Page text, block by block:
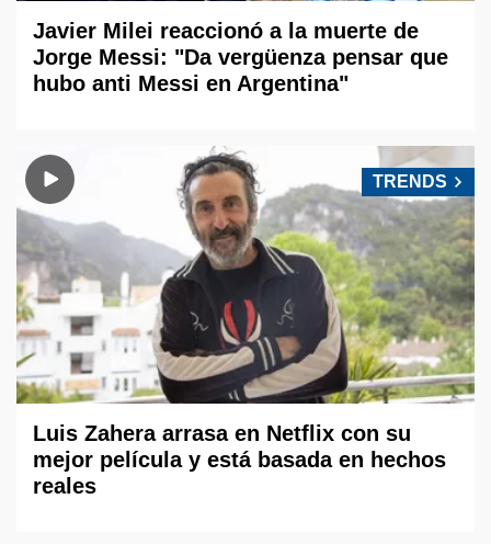
Javier Milei reaccionó a la muerte de
Jorge Messi: "Da vergüenza pensar que
hubo anti Messi en Argentina"
TRENDS
Luis Zahera arrasa en Netflix con su
mejor película y está basada en hechos
reales